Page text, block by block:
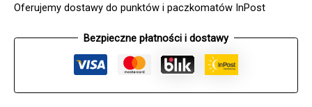
Oferujemy dostawy do punktów i paczkomatów InPost
Bezpieczne płatności i dostawy